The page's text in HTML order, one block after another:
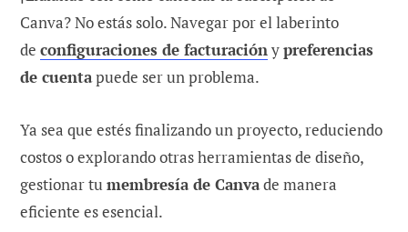
Canva? No estás solo. Navegar por el laberinto
de configuraciones de facturaciónypreferencias
de cuentapuede ser un problema.
Ya sea que estés finalizando un proyecto, reduciendo
costos o explorando otras herramientas de diseño,
gestionar tumembresía de Canvade manera
eficiente es esencial.